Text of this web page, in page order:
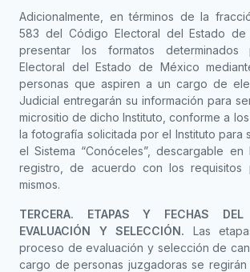
Adicionalmente, en términos de la
583 del Código Electoral del Estado de
presentar los formatos
Electoral del Estado de México
personas que aspiren a un cargo de
Judicial entregarán su información para
micrositio de dicho Instituto, conforme a los
la fotografía solicitada por el Instituto para
el Sistema “Conóceles”, descargable
registro, de acuerdo con los requisitos
mismos.
TERCERA. ETAPAS Y FECHAS
EVALUACIÓN Y SELECCIÓN. Las
proceso de evaluación y selección de
cargo de personas juzgadoras se